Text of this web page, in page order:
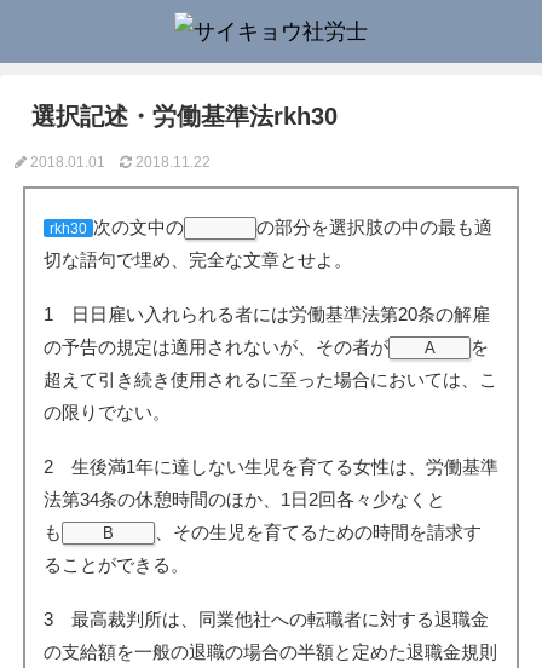
選択記述・労働基準法rkh30
2018.01.01 2018.11.22
rkh30 次の文中の
の部分を選択肢の中の最も適
切な語句で埋め、完全な文章とせよ。
1 日日雇い入れられる者には労働基準法第20条の解雇
の予告の規定は適用されないが、その者が
A
を
超えて引き続き使用されるに至った場合においては、こ
の限りでない。
2 生後満1年に達しない生児を育てる女性は、労働基準
法第34条の休憩時間のほか、1日2回各々少なくと
も
B
、その生児を育てるための時間を請求す
ることができる。
3 最高裁判所は、同業他社への転職者に対する退職金
の支給額を一般の退職の場合の半額と定めた退職金規則